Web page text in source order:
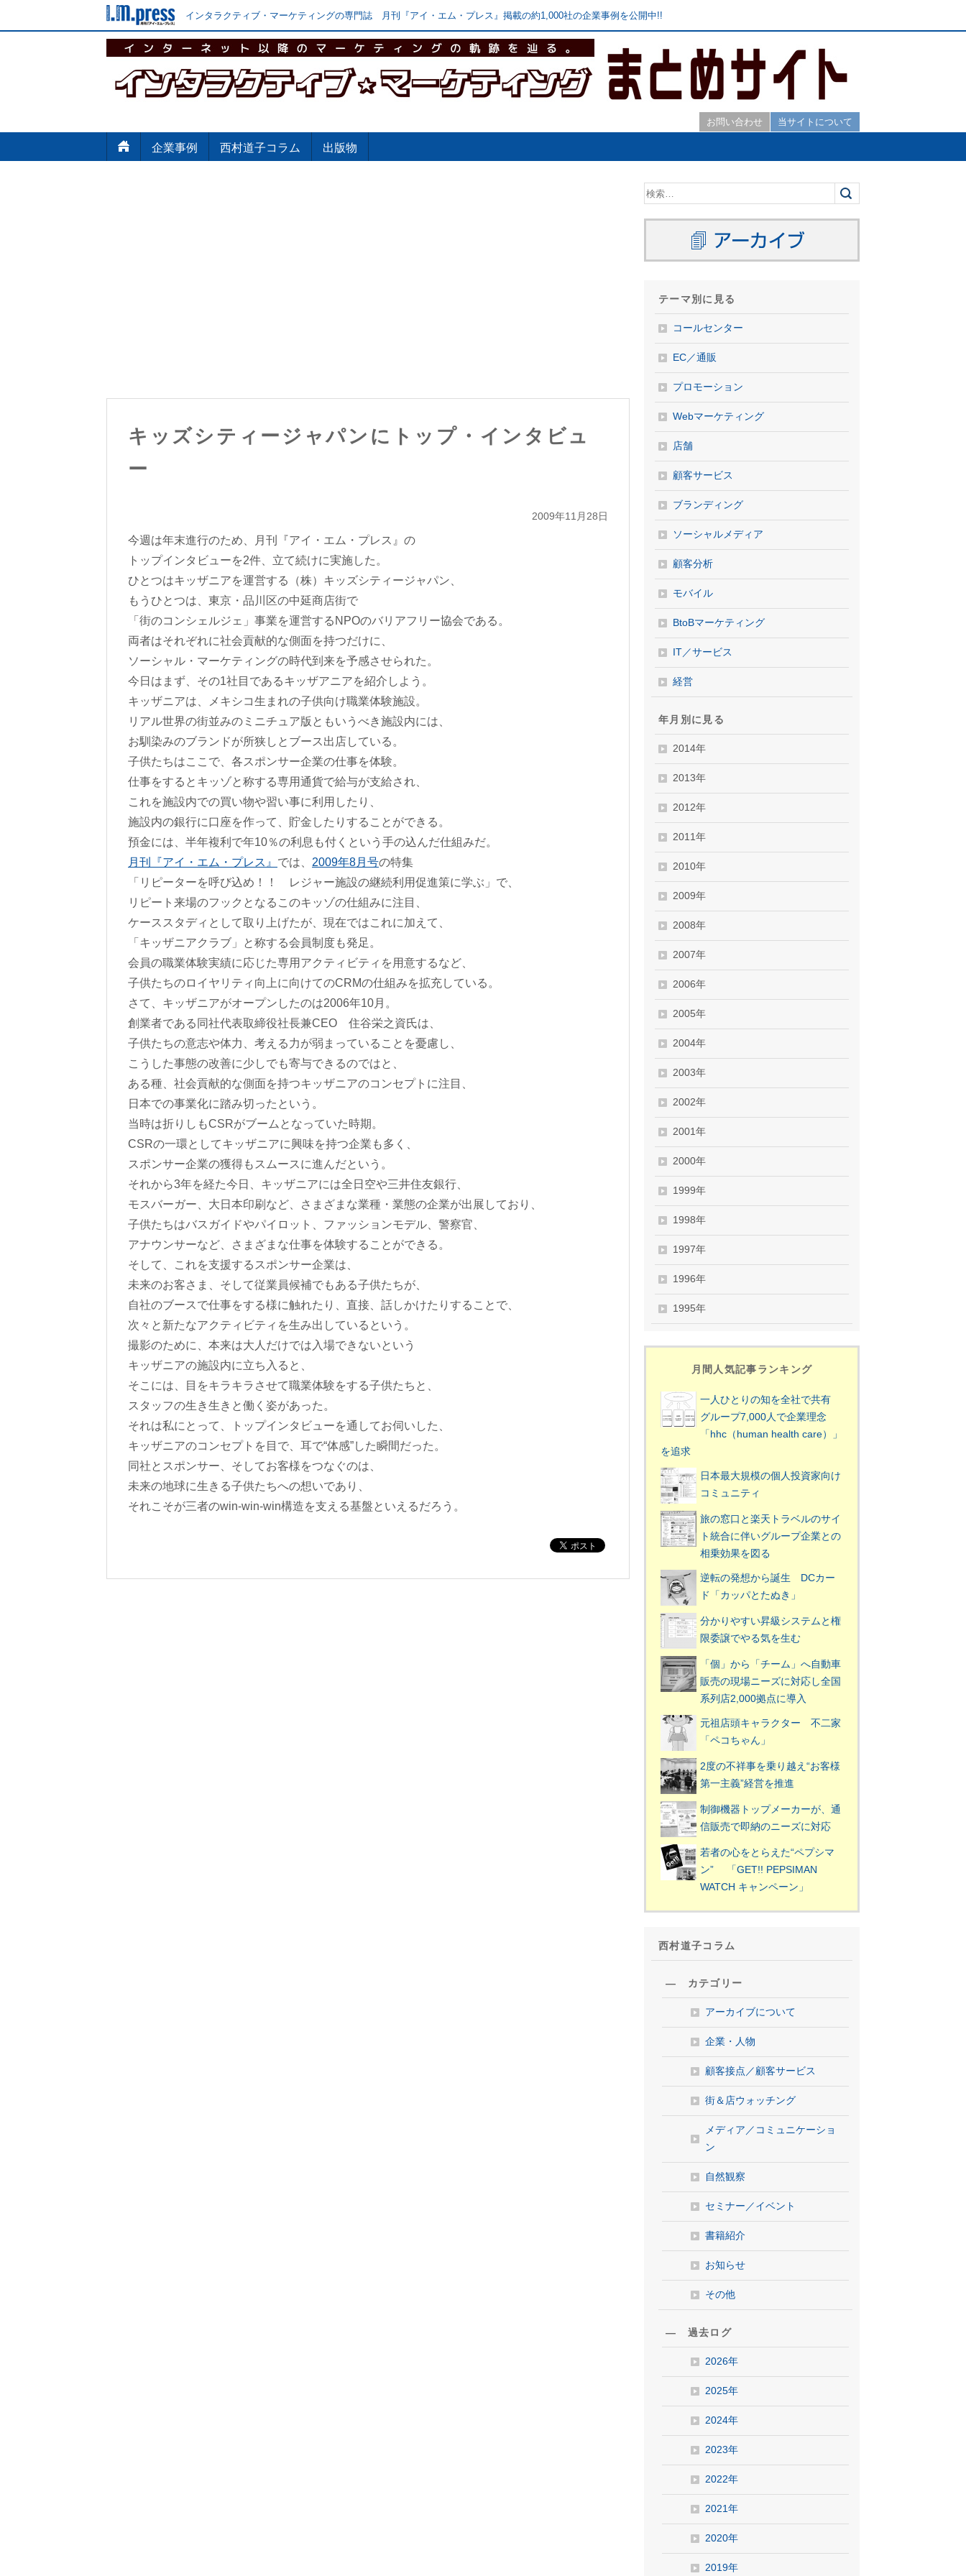
インタラクティブ・マーケティングの専門誌 月刊『アイ・エム・プレス』掲載の約1,000社の企業事例を公開中!!
お問い合わせ 当サイトについて
企業事例 西村道子コラム 出版物
キッズシティージャパンにトップ・インタビュ
ー
2009年11月28日
今週は年末進行のため、月刊『アイ・エム・プレス』の
トップインタビューを2件、立て続けに実施した。
ひとつはキッザニアを運営する（株）キッズシティージャパン、
もうひとつは、東京・品川区の中延商店街で
「街のコンシェルジェ」事業を運営するNPOのバリアフリー協会である。
両者はそれぞれに社会貢献的な側面を持つだけに、
ソーシャル・マーケティングの時代到来を予感させられた。
今日はまず、その1社目であるキッザアニアを紹介しよう。
キッザニアは、メキシコ生まれの子供向け職業体験施設。
リアル世界の街並みのミニチュア版ともいうべき施設内には、
お馴染みのブランドが所狭しとブース出店している。
子供たちはここで、各スポンサー企業の仕事を体験。
仕事をするとキッゾと称する専用通貨で給与が支給され、
これを施設内での買い物や習い事に利用したり、
施設内の銀行に口座を作って、貯金したりすることができる。
預金には、半年複利で年10％の利息も付くという手の込んだ仕組みだ。
月刊『アイ・エム・プレス』 では、 2009年8月号の特集
「リピーターを呼び込め！！ レジャー施設の継続利用促進策に学ぶ」で、
リピート来場のフックとなるこのキッゾの仕組みに注目、
ケーススタディとして取り上げたが、現在ではこれに加えて、
「キッザニアクラブ」と称する会員制度も発足。
会員の職業体験実績に応じた専用アクティビティを用意するなど、
子供たちのロイヤリティ向上に向けてのCRMの仕組みを拡充している。
さて、キッザニアがオープンしたのは2006年10月。
創業者である同社代表取締役社長兼CEO 住谷栄之資氏は、
子供たちの意志や体力、考える力が弱まっていることを憂慮し、
こうした事態の改善に少しでも寄与できるのではと、
ある種、社会貢献的な側面を持つキッザニアのコンセプトに注目、
日本での事業化に踏み切ったという。
当時は折りしもCSRがブームとなっていた時期。
CSRの一環としてキッザニアに興味を持つ企業も多く、
スポンサー企業の獲得もスムースに進んだという。
それから3年を経た今日、キッザニアには全日空や三井住友銀行、
モスバーガー、大日本印刷など、さまざまな業種・業態の企業が出展しており、
子供たちはバスガイドやパイロット、ファッションモデル、警察官、
アナウンサーなど、さまざまな仕事を体験することができる。
そして、これを支援するスポンサー企業は、
未来のお客さま、そして従業員候補でもある子供たちが、
自社のブースで仕事をする様に触れたり、直接、話しかけたりすることで、
次々と新たなアクティビティを生み出しているという。
撮影のために、本来は大人だけでは入場できないという
キッザニアの施設内に立ち入ると、
そこには、目をキラキラさせて職業体験をする子供たちと、
スタッフの生き生きと働く姿があった。
それは私にとって、トップインタビューを通してお伺いした、
キッザニアのコンセプトを目で、耳で“体感”した瞬間だった。
同社とスポンサー、そしてお客様をつなぐのは、
未来の地球に生きる子供たちへの想いであり、
それこそが三者のwin-win-win構造を支える基盤といえるだろう。
テーマ別に見る
コールセンター
EC／通販
プロモーション
Webマーケティング
店舗
顧客サービス
ブランディング
ソーシャルメディア
顧客分析
モバイル
BtoBマーケティング
IT／サービス
経営
年月別に見る
2014年
2013年
2012年
2011年
2010年
2009年
2008年
2007年
2006年
2005年
2004年
2003年
2002年
2001年
2000年
1999年
1998年
1997年
1996年
1995年
月間人気記事ランキング
一人ひとりの知を全社で共有
グループ7,000人で企業理念
「hhc（human health care）」
を追求
日本最大規模の個人投資家向け
コミュニティ
旅の窓口と楽天トラベルのサイ
ト統合に伴いグループ企業との
相乗効果を図る
逆転の発想から誕生 DCカー
ド「カッパとたぬき」
分かりやすい昇級システムと権
限委譲でやる気を生む
「個」から「チーム」へ自動車
販売の現場ニーズに対応し全国
系列店2,000拠点に導入
元祖店頭キャラクター 不二家
「ペコちゃん」
2度の不祥事を乗り越え“お客様
第一主義”経営を推進
制御機器トップメーカーが、通
信販売で即納のニーズに対応
若者の心をとらえた“ペプシマ
ン” 「GET!! PEPSIMAN
WATCH キャンペーン」
西村道子コラム
― カテゴリー
アーカイブについて
企業・人物
顧客接点／顧客サービス
街＆店ウォッチング
メディア／コミュニケーショ
ン
自然観察
セミナー／イベント
書籍紹介
お知らせ
その他
― 過去ログ
2026年
2025年
2024年
2023年
2022年
2021年
2020年
2019年